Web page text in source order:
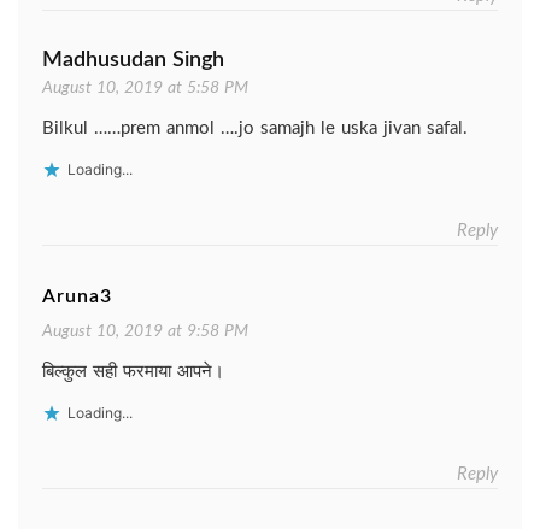
Madhusudan Singh
August 10, 2019 at 5:58 PM
Bilkul ……prem anmol ….jo samajh le uska jivan safal.
Loading...
Reply
Aruna3
August 10, 2019 at 9:58 PM
बिल्कुल सही फरमाया आपने।
Loading...
Reply